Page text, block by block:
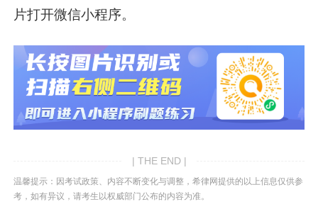
片打开微信小程序。
| THE END |
温馨提示：因考试政策、内容不断变化与调整，希律网提供的以上信息仅供参
考，如有异议，请考生以权威部门公布的内容为准。